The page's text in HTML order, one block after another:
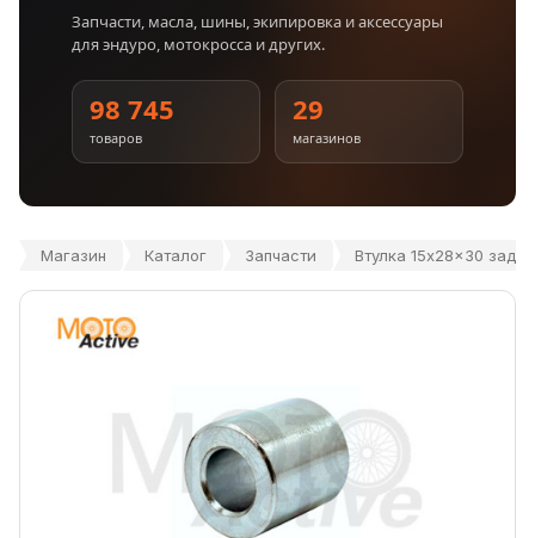
Запчасти, масла, шины, экипировка и аксессуары
для эндуро, мотокросса и других.
98 745
товаров
29
магазинов
Магазин Каталог Запчасти Втулка 15x28x30